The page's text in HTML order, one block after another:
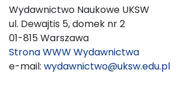
Wydawnictwo Naukowe UKSW
ul. Dewajtis 5, domek nr 2
01-815 Warszawa
Strona WWW Wydawnictwa
e-mail: wydawnictwo@uksw.edu.pl